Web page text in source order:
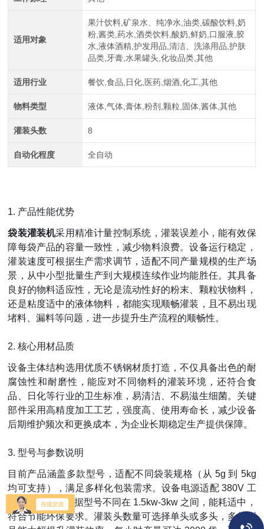
适用对象
果汁饮料,矿泉水、纯净水,油类,碳酸饮料,奶
粉,酱类,药水,酒类饮料,酸奶,鲜奶,口服液,胶
水,液体酒精,护发用品,清洁、洗涤用品,护肤
品类,牙膏,水果罐头,化妆品类,其他
适用行业 餐饮,食品,日化,医药,烟酒,化工,其他
物料类型 液体,气体,膏体,粉剂,颗粒,固体,酱体,其他
灌装头数 8
自动化程度 全自动
1. 产品性能优势
袋装灌装机采用精准计量控制系统，灌装误差小，能有效保
障每袋产品的容量一致性，减少物料浪费。设备运行稳定，
灌装速度可根据生产需求调节，适配不同产量规模的生产场
景，从中小型批量生产到大规模连续作业均能胜任。其具备
良好的物料适应性，无论是流动性好的粉末、颗粒状物料，
还是粘度适中的液体物料，都能实现顺畅灌装，且不易出现
堵料、漏料等问题，进一步提升生产流程的顺畅性。
2. 核心用材品质
设备主体结构选用优质不锈钢材质打造，不仅具备出色的耐
腐蚀性和耐磨性，能应对不同物料的灌装环境，还符合食
品、日化等行业的卫生标准，易清洁、不易滋生细菌。关键
部件采用高精度加工工艺，强度高、使用寿命长，减少设备
后期维护频次和更换成本，为企业长期稳定生产提供保障。
3. 型号与参数说明
目前产品涵盖多款型号，适配不同袋装规格（从 5g 到 5kg
均可支持），满足多样化包装需求。设备电源适配 380V 工
业用电，功率根据型号不同在 1.5kw-3kw 之间，能耗适中，
符合节能环保要求。灌装头数量可选择单头或多头，多头型